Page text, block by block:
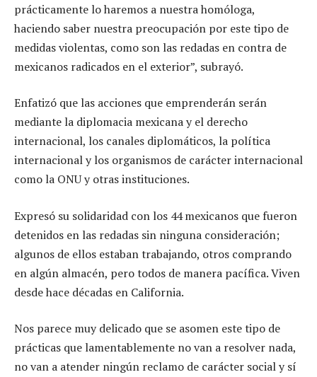
prácticamente lo haremos a nuestra homóloga,
haciendo saber nuestra preocupación por este tipo de
medidas violentas, como son las redadas en contra de
mexicanos radicados en el exterior”, subrayó.
Enfatizó que las acciones que emprenderán serán
mediante la diplomacia mexicana y el derecho
internacional, los canales diplomáticos, la política
internacional y los organismos de carácter internacional
como la ONU y otras instituciones.
Expresó su solidaridad con los 44 mexicanos que fueron
detenidos en las redadas sin ninguna consideración;
algunos de ellos estaban trabajando, otros comprando
en algún almacén, pero todos de manera pacífica. Viven
desde hace décadas en California.
Nos parece muy delicado que se asomen este tipo de
prácticas que lamentablemente no van a resolver nada,
no van a atender ningún reclamo de carácter social y sí